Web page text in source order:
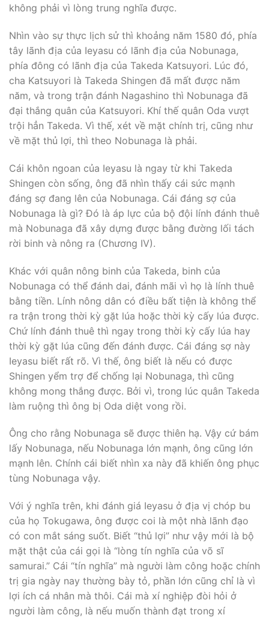
không phải vì lòng trung nghĩa được.
Nhìn vào sự thực lịch sử thì khoảng năm 1580 đó, phía
tây lãnh địa của Ieyasu có lãnh địa của Nobunaga,
phía đông có lãnh địa của Takeda Katsuyori. Lúc đó,
cha Katsuyori là Takeda Shingen đã mất được năm
năm, và trong trận đánh Nagashino thì Nobunaga đã
đại thắng quân của Katsuyori. Khí thế quân Oda vượt
trội hẳn Takeda. Vì thế, xét về mặt chính trị, cũng như
về mặt thủ lợi, thì theo Nobunaga là phải.
Cái khôn ngoan của Ieyasu là ngay từ khi Takeda
Shingen còn sống, ông đã nhìn thấy cái sức mạnh
đáng sợ đang lên của Nobunaga. Cái đáng sợ của
Nobunaga là gì? Ðó là áp lực của bộ đội lính đánh thuê
mà Nobunaga đã xây dựng được bằng đường lối tách
rời binh và nông ra (Chương IV).
Khác với quân nông binh của Takeda, binh của
Nobunaga có thể đánh dai, đánh mãi vì họ là lính thuê
bằng tiền. Lính nông dân có điều bất tiện là không thể
ra trận trong thời kỳ gặt lúa hoặc thời kỳ cấy lúa được.
Chứ lính đánh thuê thì ngay trong thời kỳ cấy lúa hay
thời kỳ gặt lúa cũng đến đánh được. Cái đáng sợ này
Ieyasu biết rất rõ. Vì thế, ông biết là nếu có được
Shingen yểm trợ để chống lại Nobunaga, thì cũng
không mong thắng được. Bởi vì, trong lúc quân Takeda
làm ruộng thì ông bị Oda diệt vong rồi.
Ông cho rằng Nobunaga sẽ được thiên hạ. Vậy cứ bám
lấy Nobunaga, nếu Nobunaga lớn mạnh, ông cũng lớn
mạnh lên. Chính cái biết nhìn xa này đã khiến ông phục
tùng Nobunaga vậy.
Với ý nghĩa trên, khi đánh giá Ieyasu ở địa vị chóp bu
của họ Tokugawa, ông được coi là một nhà lãnh đạo
có con mắt sáng suốt. Biết “thủ lợi” như vậy mới là bộ
mặt thật của cái gọi là “lòng tín nghĩa của võ sĩ
samurai.” Cái “tín nghĩa” mà người làm công hoặc chính
trị gia ngày nay thường bày tỏ, phần lớn cũng chỉ là vì
lợi ích cá nhân mà thôi. Cái mà xí nghiệp đòi hỏi ở
người làm công, là nếu muốn thành đạt trong xí